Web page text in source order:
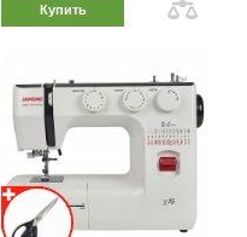
Купить